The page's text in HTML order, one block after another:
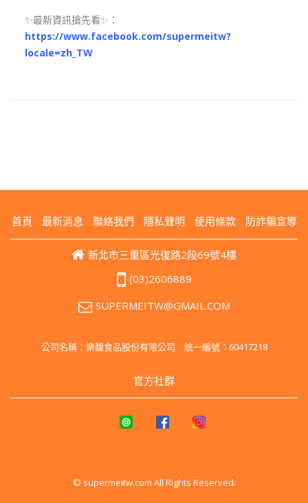
✨最新資訊搶先看✨：
https://www.facebook.com/supermeitw?
locale=zh_TW
首頁 最新消息 聯絡我們 隱私聲明 使用條款 防詐騙宣導
新北市三重區光復路2段69號4樓
(03)2606889
SUPERMEITW@GMAIL.COM
公司名稱：樂馥食品股份有限公司 統一編號：60417218
官方社群
© supermeitw.com All Rights Reserved.